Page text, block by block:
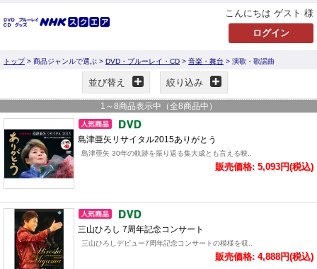
こんにちは ゲスト 様
トップ> 商品ジャンルで選ぶ > DVD・ブルーレイ・CD > 音楽・舞台 > 演歌・歌謡曲
並び替え 絞り込み
1 ～ 8商品表示中（全8商品中）
島津亜矢リサイタル2015ありがとう
島津亜矢 30年の軌跡を振り返る集大成とも言える映..
販売価格: 5,093円(税込)
三山ひろし 7周年記念コンサート
三山ひろしデビュー7周年記念コンサートの模様を収..
販売価格: 4,888円(税込)